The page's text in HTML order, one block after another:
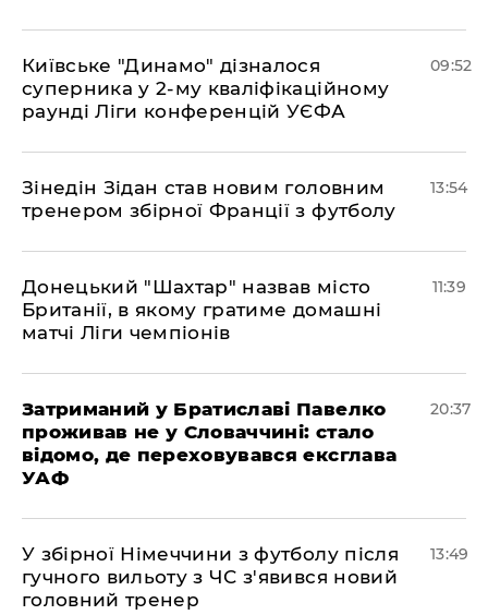
Київське "Динамо" дізналося
суперника у 2-му кваліфікаційному
раунді Ліги конференцій УЄФА
09:52
​Зінедін Зідан став новим головним
тренером збірної Франції з футболу
13:54
Донецький "Шахтар" назвав місто
Британії, в якому гратиме домашні
матчі Ліги чемпіонів
11:39
Затриманий у Братиславі Павелко
проживав не у Словаччині: стало
відомо, де переховувався ексглава
УАФ
20:37
У збірної Німеччини з футболу після
гучного вильоту з ЧС з'явився новий
головний тренер
13:49